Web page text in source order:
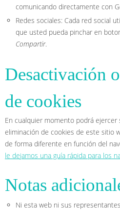
comunicando directamente con
Redes sociales: Cada red social
que usted pueda pinchar en
Compartir.
Desactivación
de cookies
En cualquier momento podrá
eliminación de cookies de este sitio
de forma diferente en función del
le dejamos una guía rápida para los
Notas
Ni esta web ni sus